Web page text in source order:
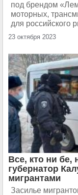
под брендом
моторных,
для российского
23 октября 2023
Все, кто ни бе,
губернатор
мигрантами
Засилье